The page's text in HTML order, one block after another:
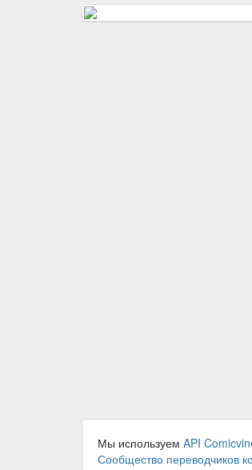
Мы используем API
Сообщество переводчиков